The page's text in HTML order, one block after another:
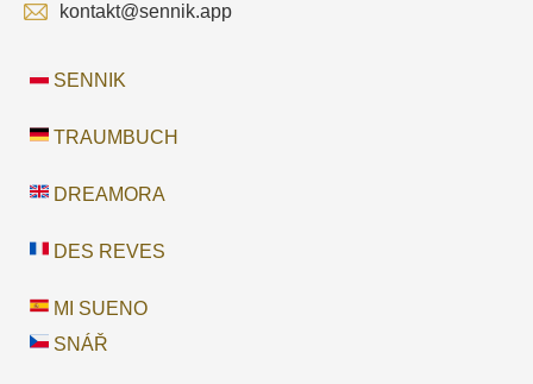
kontakt@sennik.app
SENNIK
TRAUMBUCH
DREAMORA
DES REVES
MI SUENO
SNÁŘ